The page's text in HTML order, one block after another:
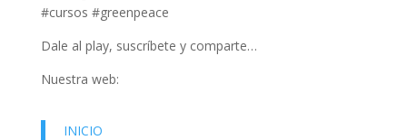
#cursos #greenpeace
Dale al play, suscríbete y comparte…
Nuestra web:
INICIO